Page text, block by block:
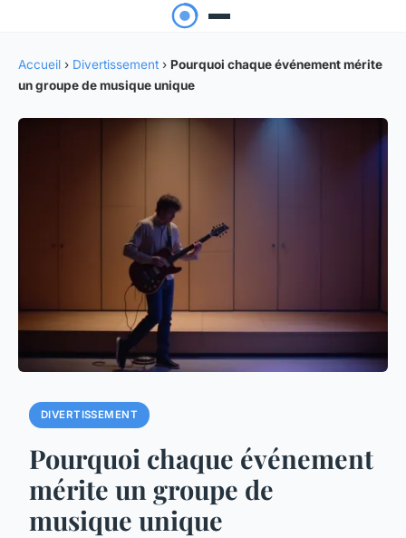
Accueil › Divertissement › Pourquoi chaque événement mérite
un groupe de musique unique
DIVERTISSEMENT
Pourquoi chaque événement
mérite un groupe de
musique unique